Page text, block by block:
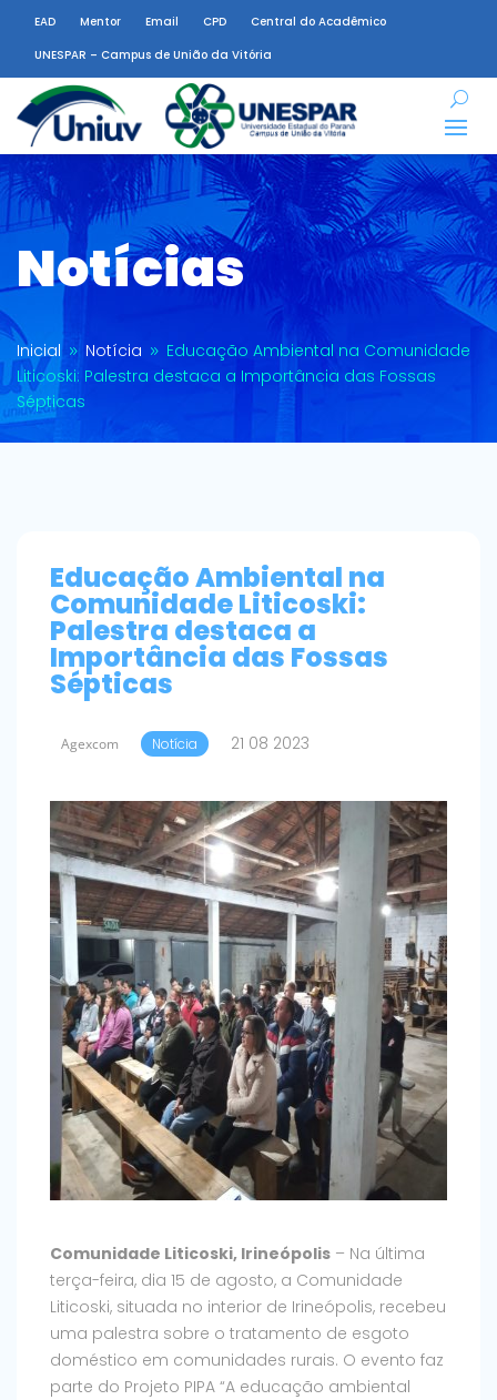
EAD Mentor Email CPD
Central do Acadêmico
UNESPAR – Campus de União da Vitória
Notícias
Inicial 9 Notícia 9 Educação Ambiental na Comunidade
Liticoski: Palestra destaca a Importância das Fossas
Sépticas
Educação Ambiental na
Comunidade Liticoski:
Palestra destaca a
Importância das Fossas
Sépticas
Agexcom Notícia 21 08 2023
Comunidade Liticoski, Irineópolis – Na última
terça-feira, dia 15 de agosto, a Comunidade
Liticoski, situada no interior de Irineópolis, recebeu
uma palestra sobre o tratamento de esgoto
doméstico em comunidades rurais. O evento faz
parte do Projeto PIPA “A educação ambiental